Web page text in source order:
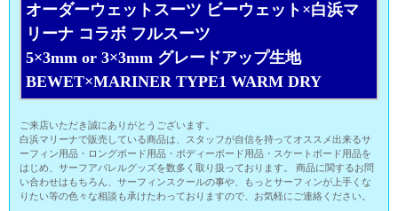
オーダーウェットスーツ ビーウェット×白浜マ
リーナ コラボ フルスーツ
5×3mm or 3×3mm グレードアップ生地
BEWET×MARINER TYPE1 WARM DRY
ご来店いただき誠にありがとうございます。
白浜マリーナで販売している商品は、スタッフが自信を持ってオススメ出来るサ
ーフィン用品・ロングボード用品・ボディーボード用品・スケートボード用品を
はじめ、サーフアパレルグッズを数多く取り扱っております。 商品に関するお問
い合わせはもちろん、サーフィンスクールの事や、もっとサーフィンが上手くな
りたい等の色々な相談も承けたわっておりますので、お気軽にご連絡ください。